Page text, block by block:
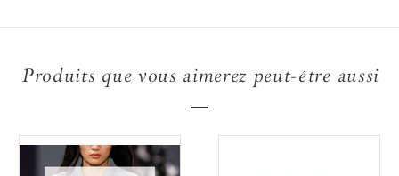
Produits que vous aimerez peut-être aussi